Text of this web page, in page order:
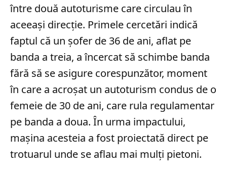
între două autoturisme care circulau în
aceeași direcție. Primele cercetări indică
faptul că un șofer de 36 de ani, aflat pe
banda a treia, a încercat să schimbe banda
fără să se asigure corespunzător, moment
în care a acroșat un autoturism condus de o
femeie de 30 de ani, care rula regulamentar
pe banda a doua. În urma impactului,
mașina acesteia a fost proiectată direct pe
trotuarul unde se aflau mai mulți pietoni.